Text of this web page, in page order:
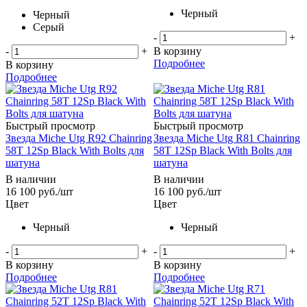
Черный
Серый
-
+
В корзину
Подробнее
Черный
-
+
В корзину
Подробнее
Быстрый просмотр
Звезда Miche Utg R92 Chainring
58T 12Sp Black With Bolts для
шатуна
В наличии
16 100 руб./шт
Цвет
Черный
-
+
В корзину
Подробнее
Быстрый просмотр
Звезда Miche Utg R81 Chainring
58T 12Sp Black With Bolts для
шатуна
В наличии
16 100 руб./шт
Цвет
Черный
-
+
В корзину
Подробнее